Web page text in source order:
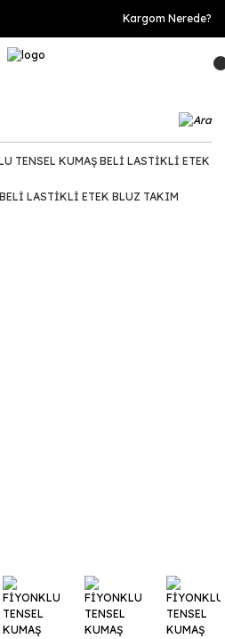
Kargom Nerede?
TENSEL KUMAŞ BELİ LASTİKLİ ETEK